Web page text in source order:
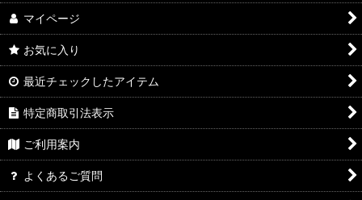
マイページ
お気に入り
最近チェックしたアイテム
特定商取引法表示
ご利用案内
よくあるご質問